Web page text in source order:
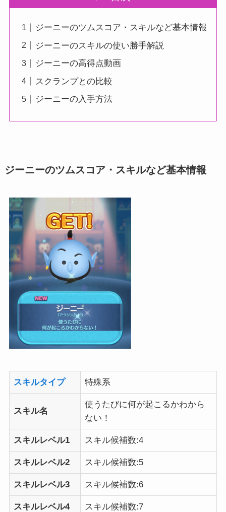
ジーニーのツムスコア・スキルなど基本情報
ジーニーのスキルの使い勝手解説
ジーニーの高得点動画
スクランプとの比較
ジーニーの入手方法
ジーニーのツムスコア・スキルなど基本情報
スキルタイプ 特殊系
スキル名
使うたびに何が起こるかわから
ない！
スキルレベル1 スキル候補数:4
スキルレベル2 スキル候補数:5
スキルレベル3 スキル候補数:6
スキルレベル4 スキル候補数:7